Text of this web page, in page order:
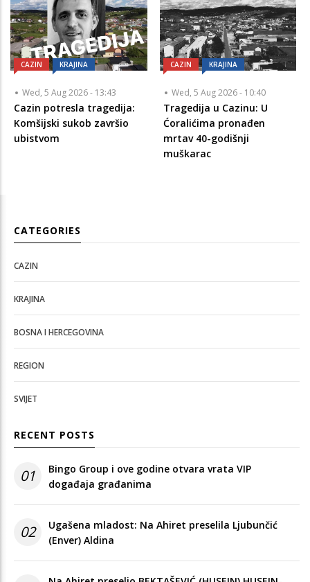
CAZIN KRAJINA
Wed, 5 Aug 2026 - 13:43
Cazin potresla tragedija:
Komšijski sukob završio
ubistvom
CAZIN KRAJINA
Wed, 5 Aug 2026 - 10:40
Tragedija u Cazinu: U
Ćoralićima pronađen
mrtav 40-godišnji
muškarac
CATEGORIES
CAZIN
KRAJINA
BOSNA I HERCEGOVINA
REGION
SVIJET
RECENT POSTS
01
Bingo Group i ove godine otvara vrata VIP
događaja građanima
02
Ugašena mladost: Na Ahiret preselila Ljubunčić
(Enver) Aldina